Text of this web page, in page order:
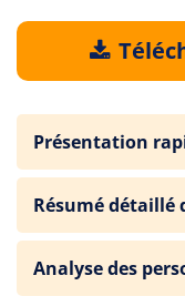
Présentation
Résumé détaillé
Analyse des